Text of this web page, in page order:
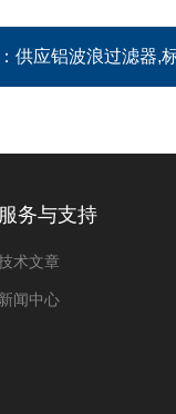
供应铝波浪过滤器,
服务与支持
术文章
新闻中心